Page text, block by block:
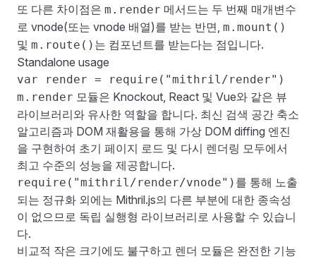
또 다른 차이점은 m.render 메서드는 두 번째 매개변수
로 vnode(또는 vnode 배열)를 받는 반면, m.mount()
및 m.route() 는 컴포넌트를 받는다는 점입니다.
Standalone usage
var render = require("mithril/render")
m.render 모듈은 Knockout, React 및 Vue와 같은 뷰
라이브러리와 유사한 역할을 합니다. 최신 검색 공간 축소
알고리즘과 DOM 재활용을 통해 가상 DOM diffing 엔진
을 구현하여 초기 페이지 로드 및 다시 렌더링 모두에서
최고 수준의 성능을 제공합니다.
require("mithril/render/vnode") 를 통해 노출
되는 정규화 외에는 Mithril.js의 다른 부분에 대한 종속성
이 없으므로 독립 실행형 라이브러리로 사용할 수 있습니
다.
비교적 작은 크기에도 불구하고 렌더 모듈은 완전한 기능